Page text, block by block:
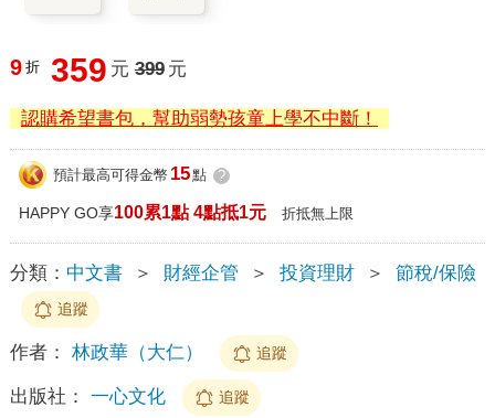
9 折 359 元 399 元
認購希望書包，幫助弱勢孩童上學不中斷！
預計最高可得金幣 15點 ?
HAPPY GO享100累1點 4點抵1元 折抵無上限
分類： 中文書 ＞ 財經企管 ＞ 投資理財 ＞ 節稅/保險
追蹤
作者： 林政華（大仁） 追蹤
出版社： 一心文化 追蹤